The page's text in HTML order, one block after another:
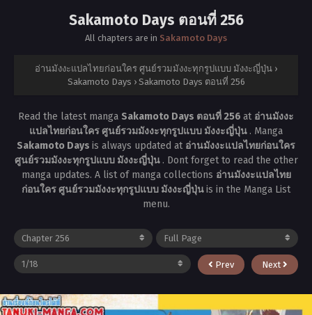
Sakamoto Days ตอนที่ 256
All chapters are in Sakamoto Days
อ่านมังงะแปลไทยก่อนใคร ศูนย์รวมมังงะทุกรูปแบบ มังงะญี่ปุ่น ›
Sakamoto Days › Sakamoto Days ตอนที่ 256
Read the latest manga Sakamoto Days ตอนที่ 256 at อ่านมังงะ
แปลไทยก่อนใคร ศูนย์รวมมังงะทุกรูปแบบ มังงะญี่ปุ่น . Manga
Sakamoto Days is always updated at อ่านมังงะแปลไทยก่อนใคร
ศูนย์รวมมังงะทุกรูปแบบ มังงะญี่ปุ่น . Dont forget to read the other
manga updates. A list of manga collections อ่านมังงะแปลไทย
ก่อนใคร ศูนย์รวมมังงะทุกรูปแบบ มังงะญี่ปุ่นis in the Manga List
menu.
Prev Next